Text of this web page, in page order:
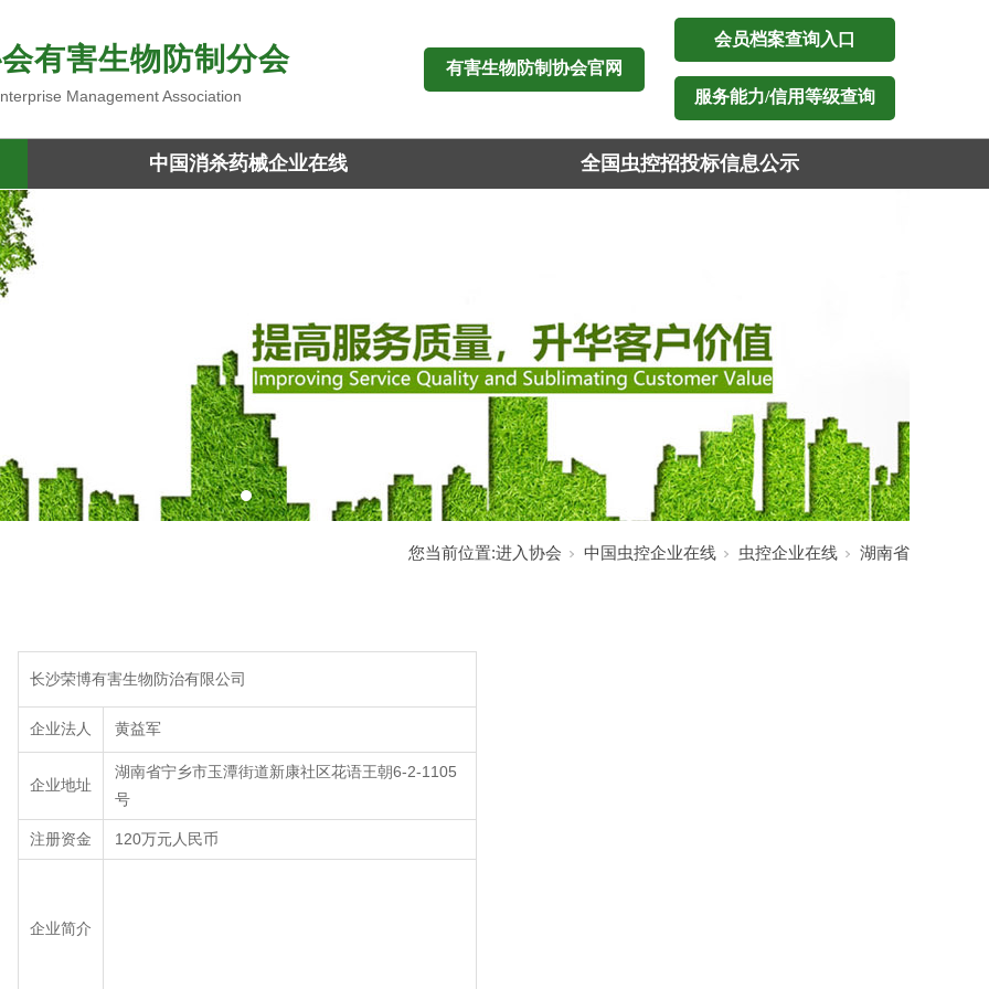
有害生物防制分会 有害生物防制协会官网
Management Association 服务能力/信用等级查询
会员档案查询入口
中国消杀药械企业在线 全国虫控招投标信息公示
您当前位置:进入协会 中国虫控企业在线 虫控企业在线 湖南省
长沙荣博有害生物防治有限公司
企业法人 黄益军
企业地址
湖南省宁乡市玉潭街道新康社区花语王朝6-2-1105
号
注册资金 120万元人民币
企业简介